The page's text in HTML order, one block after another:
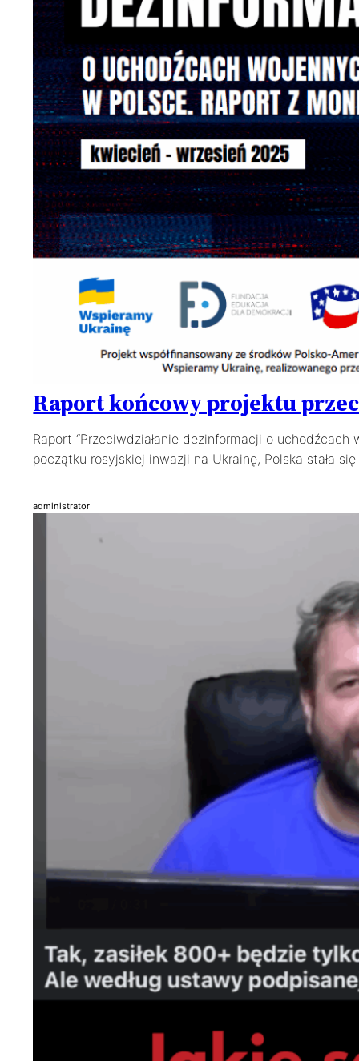
Raport końcowy projektu
Raport “Przeciwdziałanie dezinformacji o
początku rosyjskiej inwazji na Ukrainę, Polska stała
administrator